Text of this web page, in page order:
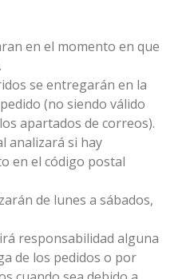
en el momento en que
se entregarán en la
(no siendo válido
apartados de correos).
analizará si hay
en el código postal
de lunes a sábados,
responsabilidad alguna
de los pedidos o por